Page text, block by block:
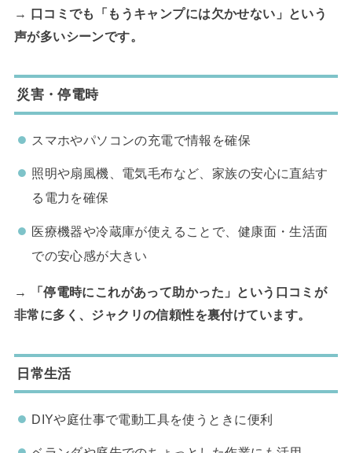
→ 口コミでも「もうキャンプには欠かせない」という
声が多いシーンです。
災害・停電時
スマホやパソコンの充電で情報を確保
照明や扇風機、電気毛布など、家族の安心に直結す
る電力を確保
医療機器や冷蔵庫が使えることで、健康面・生活面
での安心感が大きい
→
「停電時にこれがあって助かった」という口コミが
非常に多く、ジャクリの信頼性を裏付けています。
日常生活
DIYや庭仕事で電動工具を使うときに便利